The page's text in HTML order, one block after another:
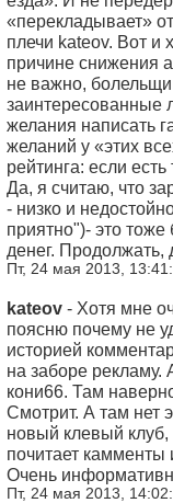
«перекладывает»
плечи kateov. Вот и
причине снижения
не важно,
заинтересованные
желания написать
желаний у «этих
рейтинга: если
Да, я считаю, что
- низко и
приятно")- это
денег.
Пт, 24 мая 2013,
kateov - Хотя мне
поясню почему не
историей
на заборе рекламу.
кони66. Там
Смотрит. А там нет
новый клевый клуб,
почитает камменты
Очень
Пт, 24 мая 2013,